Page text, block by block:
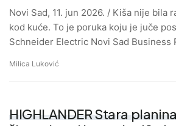
Novi Sad, 11. jun 2026. / Kiša nije bila
kod kuće. To je poruka koju je juče
Schneider Electric Novi Sad Business
Milica Luković
HIGHLANDER Stara